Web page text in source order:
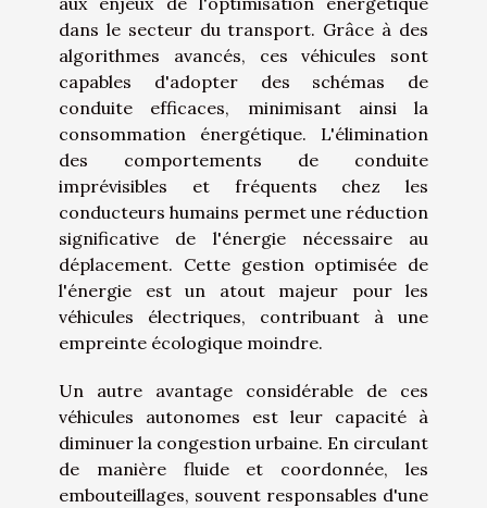
dans le secteur du transport. Grâce à des
algorithmes avancés, ces véhicules sont
capables d'adopter des schémas de
conduite efficaces, minimisant ainsi la
consommation énergétique. L'élimination
des comportements de conduite
imprévisibles et fréquents chez les
conducteurs humains permet une réduction
significative de l'énergie nécessaire au
déplacement. Cette gestion optimisée de
l'énergie est un atout majeur pour les
véhicules électriques, contribuant à une
empreinte écologique moindre.
Un autre avantage considérable de ces
véhicules autonomes est leur capacité à
diminuer la congestion urbaine. En circulant
de manière fluide et coordonnée, les
embouteillages, souvent responsables d'une